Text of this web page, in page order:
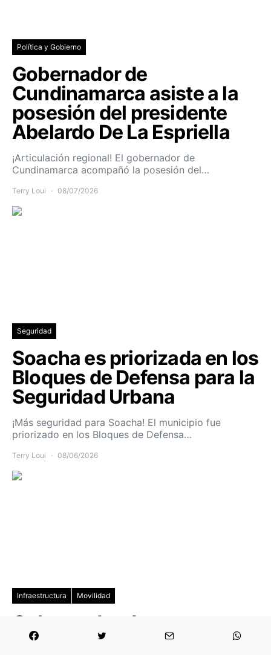
Política y Gobierno
Gobernador de
Cundinamarca asiste a la
posesión del presidente
Abelardo De La Espriella
¡Articulación regional! El gobernador de
Cundinamarca acompañó la posesión del…
Terry Loui 08/07/2026
Seguridad
Soacha es priorizada en los
Bloques de Defensa para la
Seguridad Urbana
¡Más seguridad para Soacha! El municipio fue
priorizado en los Bloques de Defensa…
Terry Loui 08/06/2026
Infraestructura Movilidad
Gobernador de
Cundinamarca destaca 123